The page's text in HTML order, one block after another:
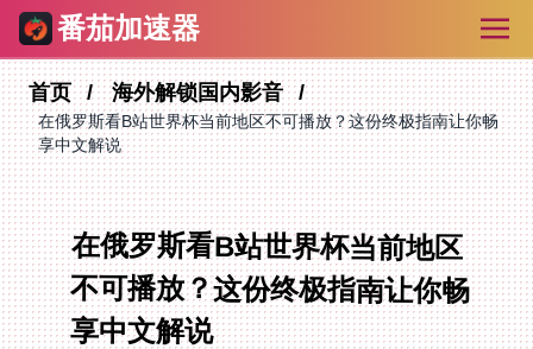
番茄加速器
首页 海外解锁国内影音
在俄罗斯看B站世界杯当前地区不可播放？这份终极指南让你畅
享中文解说
在俄罗斯看B站世界杯当前地区
不可播放？这份终极指南让你畅
享中文解说